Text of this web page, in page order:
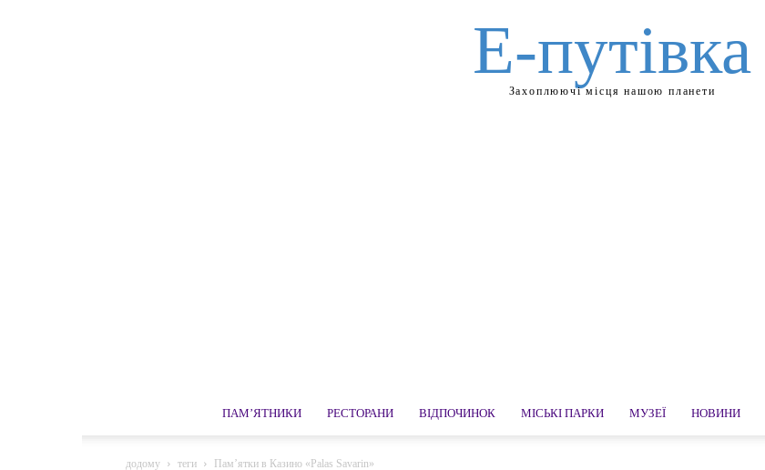
Е-путівка
Захоплюючі місця нашою планети
ПАМ’ЯТНИКИ РЕСТОРАНИ ВІДПОЧИНОК МІСЬКІ ПАРКИ МУЗЕЇ НОВИНИ
додому теги Пам’ятки в Казино «Palas Savarin»